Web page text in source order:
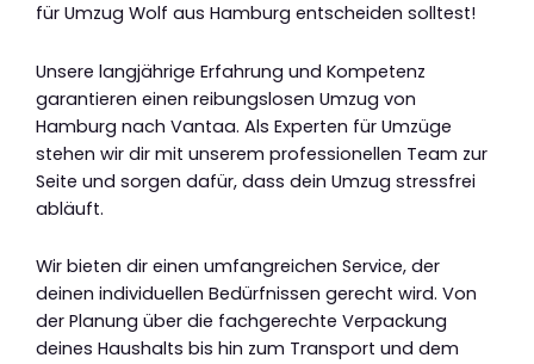
für Umzug Wolf aus Hamburg entscheiden solltest!
Unsere langjährige Erfahrung und Kompetenz
garantieren einen reibungslosen Umzug von
Hamburg nach Vantaa. Als Experten für Umzüge
stehen wir dir mit unserem professionellen Team zur
Seite und sorgen dafür, dass dein Umzug stressfrei
abläuft.
Wir bieten dir einen umfangreichen Service, der
deinen individuellen Bedürfnissen gerecht wird. Von
der Planung über die fachgerechte Verpackung
deines Haushalts bis hin zum Transport und dem